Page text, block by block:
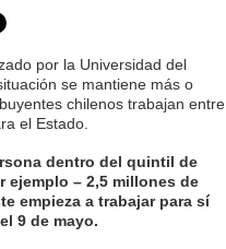
por la Universidad del
se mantiene más o
chilenos trabajan entre
el Estado.
dentro del quintil de
ejemplo – 2,5 millones de
empieza a trabajar para sí
9 de mayo.